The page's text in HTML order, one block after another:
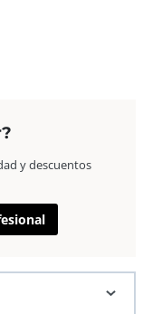
y descuentos